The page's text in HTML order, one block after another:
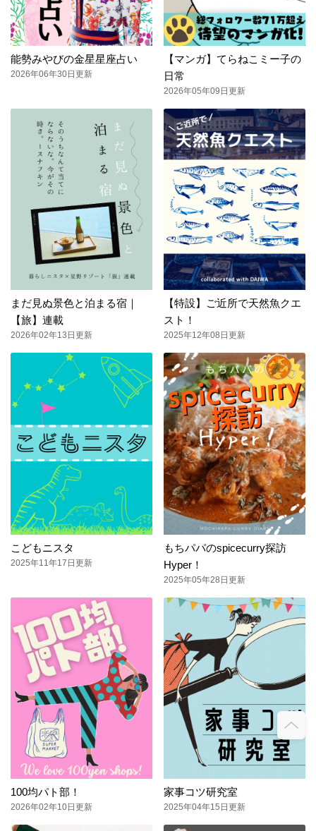
能勢みやびの金星星座占い
2026年06年30日更新
【マンガ】てらねこミー子の
日常
2026年05年09日更新
まだ見ぬ景色と泊まる宿｜
【旅】連載
2026年02年13日更新
【特設】ご近所で天然魚クエ
スト！
2025年12年08日更新
こどもニスタ
2025年11年17日更新
もちパパのspicecurry探訪
Hyper！
2025年05年28日更新
100均パト部！
2026年02年10日更新
家事コツ研究室
2025年04年15日更新